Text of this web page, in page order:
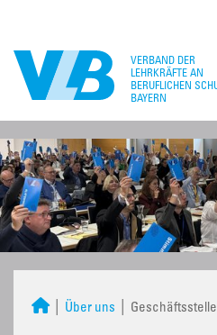
Über uns Geschäftsstelle